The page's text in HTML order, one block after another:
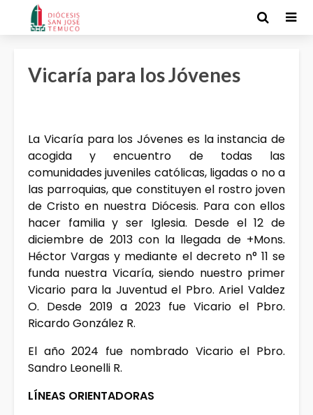
Vicaría para los Jóvenes
La Vicaría para los Jóvenes es la instancia de
acogida y encuentro de todas las
comunidades juveniles católicas, ligadas o no a
las parroquias, que constituyen el rostro joven
de Cristo en nuestra Diócesis. Para con ellos
hacer familia y ser Iglesia. Desde el 12 de
diciembre de 2013 con la llegada de +Mons.
Héctor Vargas y mediante el decreto n° 11 se
funda nuestra Vicaría, siendo nuestro primer
Vicario para la Juventud el Pbro. Ariel Valdez
O. Desde 2019 a 2023 fue Vicario el Pbro.
Ricardo González R.
El año 2024 fue nombrado Vicario el Pbro.
Sandro Leonelli R.
LÍNEAS ORIENTADORAS